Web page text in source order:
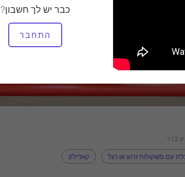
כבר יש לך חשבון?
התחבר
עם משקולות זרוע או רגל קאדילק